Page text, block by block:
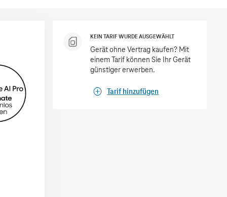
KEIN TARIF WURDE AUSGEWÄHLT
Gerät ohne Vertrag kaufen? Mit
einem Tarif können Sie Ihr Gerät
günstiger erwerben.
Tarif hinzufügen